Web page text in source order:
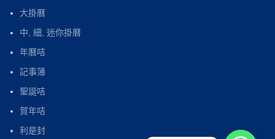
大掛曆
中, 細, 迷你掛曆
年曆咭
記事簿
聖誕咭
賀年咭
利是封